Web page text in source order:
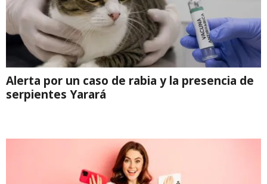
Alerta por un caso de rabia y la presencia de
serpientes Yarará